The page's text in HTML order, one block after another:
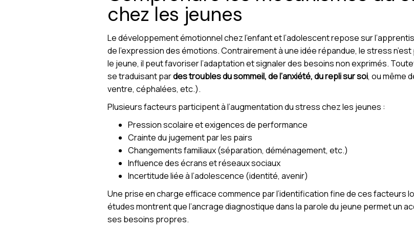
chez les jeunes
Le développement émotionnel chez l’enfant et l’adolescent repose sur
de l’expression des émotions. Contrairement à une idée répandue, le stress
le jeune, il peut favoriser l’adaptation et signaler des besoins non exprimés.
se traduisant pardes troubles du sommeil, de l’anxiété, du repli sur soi, ou même
ventre, céphalées, etc.).
Plusieurs facteurs participent à l’augmentation du stress chez les jeunes :
Pression scolaire et exigences de performance
Crainte du jugement par les pairs
Changements familiaux (séparation, déménagement, etc.)
Influence des écrans et réseaux sociaux
Incertitude liée à l’adolescence (identité, avenir)
Une prise en charge efficace commence par l’identification fine de ces facteurs
études montrent que l’ancrage diagnostique dans la parole du jeune permet un
ses besoins propres.